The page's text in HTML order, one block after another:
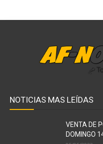
NOTICIAS MAS LEÍDAS
VENTA DE
DOMINGO